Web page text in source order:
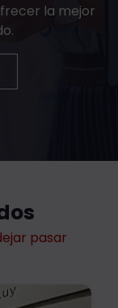
la mejor
pasar